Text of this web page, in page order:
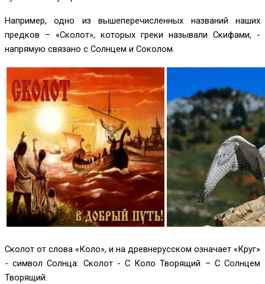
Например, одно из вышеперечисленных названий наших
предков – «Сколот», которых греки называли Скифами, -
напрямую связано с Солнцем и Соколом.
Сколот от слова «Коло», и на древнерусском означает «Круг»
- символ Солнца: Сколот - С Коло Творящий – С Солнцем
Творящий.